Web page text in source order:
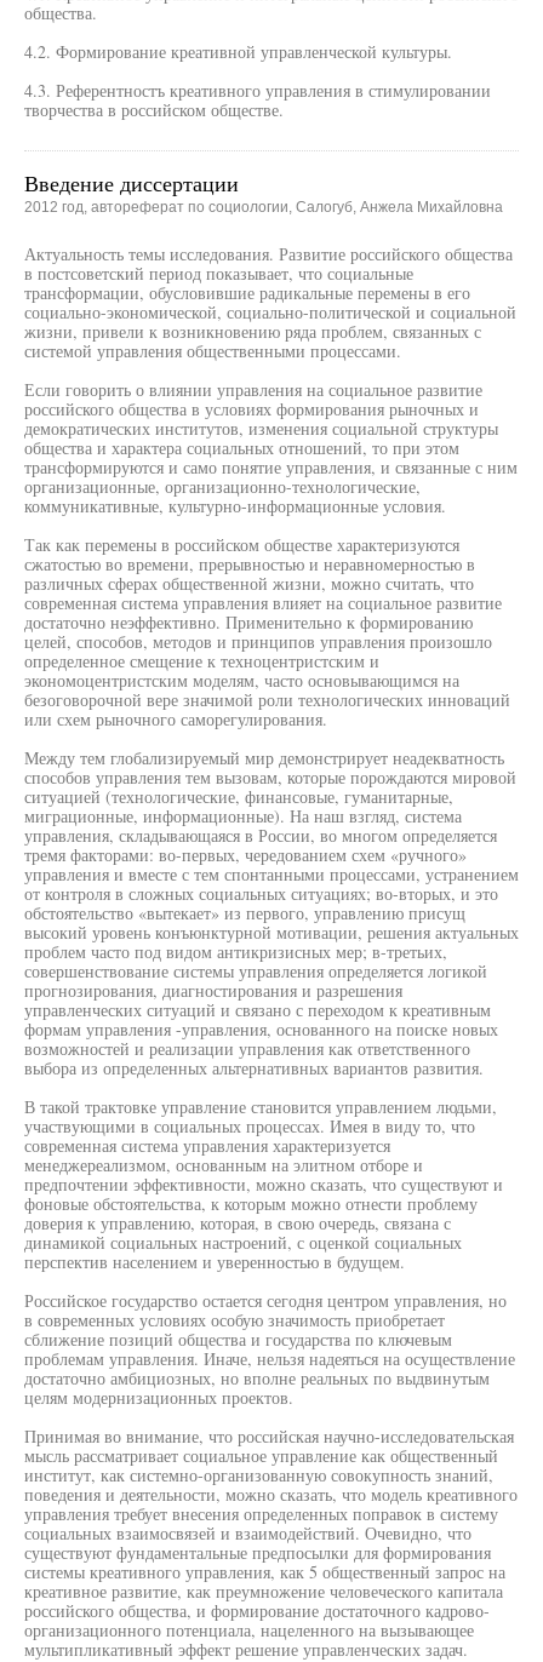
общества.
4.2. Формирование креативной управленческой культуры.
4.3. Референтностъ креативного управления в стимулировании
творчества в российском обществе.
Введение диссертации
2012 год, автореферат по социологии, Салогуб, Анжела Михайловна
Актуальность темы исследования. Развитие российского общества
в постсоветский период показывает, что социальные
трансформации, обусловившие радикальные перемены в его
социально-экономической, социально-политической и социальной
жизни, привели к возникновению ряда проблем, связанных с
системой управления общественными процессами.
Если говорить о влиянии управления на социальное развитие
российского общества в условиях формирования рыночных и
демократических институтов, изменения социальной структуры
общества и характера социальных отношений, то при этом
трансформируются и само понятие управления, и связанные с ним
организационные, организационно-технологические,
коммуникативные, культурно-информационные условия.
Так как перемены в российском обществе характеризуются
сжатостью во времени, прерывностью и неравномерностью в
различных сферах общественной жизни, можно считать, что
современная система управления влияет на социальное развитие
достаточно неэффективно. Применительно к формированию
целей, способов, методов и принципов управления произошло
определенное смещение к техноцентристским и
экономоцентристским моделям, часто основывающимся на
безоговорочной вере значимой роли технологических инноваций
или схем рыночного саморегулирования.
Между тем глобализируемый мир демонстрирует неадекватность
способов управления тем вызовам, которые порождаются мировой
ситуацией (технологические, финансовые, гуманитарные,
миграционные, информационные). На наш взгляд, система
управления, складывающаяся в России, во многом определяется
тремя факторами: во-первых, чередованием схем «ручного»
управления и вместе с тем спонтанными процессами, устранением
от контроля в сложных социальных ситуациях; во-вторых, и это
обстоятельство «вытекает» из первого, управлению присущ
высокий уровень конъюнктурной мотивации, решения актуальных
проблем часто под видом антикризисных мер; в-третьих,
совершенствование системы управления определяется логикой
прогнозирования, диагностирования и разрешения
управленческих ситуаций и связано с переходом к креативным
формам управления -управления, основанного на поиске новых
возможностей и реализации управления как ответственного
выбора из определенных альтернативных вариантов развития.
В такой трактовке управление становится управлением людьми,
участвующими в социальных процессах. Имея в виду то, что
современная система управления характеризуется
менеджереализмом, основанным на элитном отборе и
предпочтении эффективности, можно сказать, что существуют и
фоновые обстоятельства, к которым можно отнести проблему
доверия к управлению, которая, в свою очередь, связана с
динамикой социальных настроений, с оценкой социальных
перспектив населением и уверенностью в будущем.
Российское государство остается сегодня центром управления, но
в современных условиях особую значимость приобретает
сближение позиций общества и государства по ключевым
проблемам управления. Иначе, нельзя надеяться на осуществление
достаточно амбициозных, но вполне реальных по выдвинутым
целям модернизационных проектов.
Принимая во внимание, что российская научно-исследовательская
мысль рассматривает социальное управление как общественный
институт, как системно-организованную совокупность знаний,
поведения и деятельности, можно сказать, что модель креативного
управления требует внесения определенных поправок в систему
социальных взаимосвязей и взаимодействий. Очевидно, что
существуют фундаментальные предпосылки для формирования
системы креативного управления, как 5 общественный запрос на
креативное развитие, как преумножение человеческого капитала
российского общества, и формирование достаточного кадрово-
организационного потенциала, нацеленного на вызывающее
мультипликативный эффект решение управленческих задач.